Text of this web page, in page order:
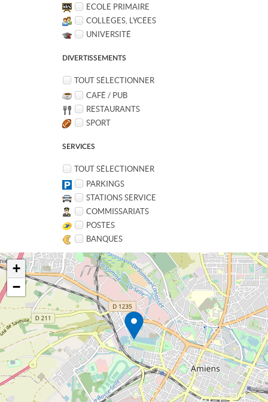
ECOLE PRIMAIRE
COLLÈGES, LYCÉES
UNIVERSITÉ
DIVERTISSEMENTS
TOUT SÉLECTIONNER
CAFÉ / PUB
RESTAURANTS
SPORT
SERVICES
TOUT SÉLECTIONNER
PARKINGS
STATIONS SERVICE
COMMISSARIATS
POSTES
BANQUES
+
−